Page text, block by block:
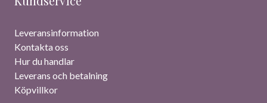
Leveransinformation
Kontakta oss
Hur du handlar
Leverans och betalning
Köpvillkor